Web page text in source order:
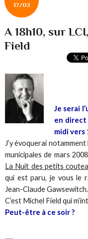
17/02
A 18h10, sur
Field
Je serai
en direct
midi vers
J’y évoquerai
municipales de mars
La Nuit des petits
qui est paru, je vous le
Jean-Claude Gawsewitch.
C’est Michel Field qui
Peut-être à ce soir ?